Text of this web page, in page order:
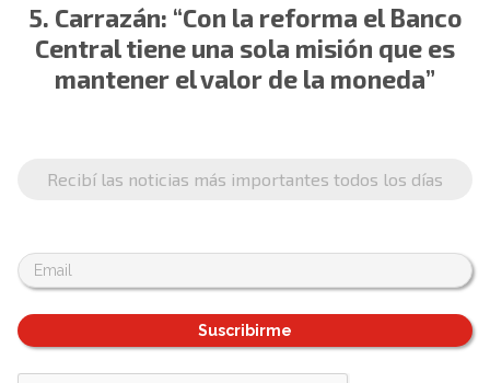
Carrazán: “Con la reforma el Banco
Central tiene una sola misión que es
mantener el valor de la moneda”
Recibí las noticias más importantes todos los días
Suscribirme